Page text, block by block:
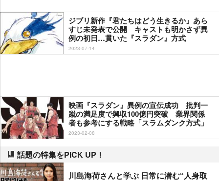
ジブリ新作『君たちはどう生きるか』あら
すじ未発表で公開 キャストも明かさず異
例の初日…貫いた『スラダン』方式
2023-07-14
映画『スラダン』異例の宣伝成功 批判一
蹴の満足度で興収100億円突破 業界関係
者も参考にする戦略「スラムダンク方式」
2023-02-08
話題の特集をPICK UP！
川島海荷さんと学ぶ 日常に潜む“人身取